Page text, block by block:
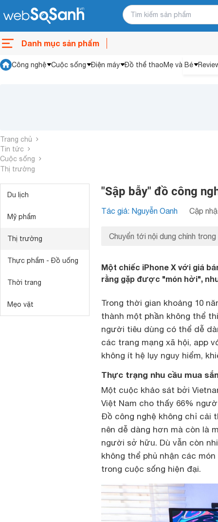
Danh mục sản phẩm
Công nghệ Cuộc sống Điện máy Đồ thể thaoMẹ và Bé
Trang chủ
Tin tức
Cuộc sống
Thị trường
Du lịch
Mỹ phẩm
Thị trường
Thực phẩm - Đồ uống
Thời trang
Mẹo vặt
"Sập bẫy" đồ công
Tác giả: Nguyễn Oanh Cập
Chuyển tới nội dung chính
Một chiếc iPhone X với giá
rằng gặp được "món hời",
Trong thời gian khoảng 10
thành một phần không thể
người tiêu dùng có thể dễ
các trang mạng xã hội, app
không ít hệ lụy nguy hiểm,
Thực trạng nhu cầu mua
Một cuộc khảo sát bởi
Việt Nam cho thấy 66%
Đồ công nghệ không chỉ cải
nên dễ dàng hơn mà còn là
người sở hữu. Dù vẫn còn
không thể phủ nhận các
trong cuộc sống hiện đại.